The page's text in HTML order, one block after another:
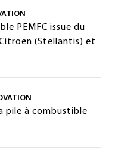
PEMFC issue du
(Stellantis) et
pile à combustible